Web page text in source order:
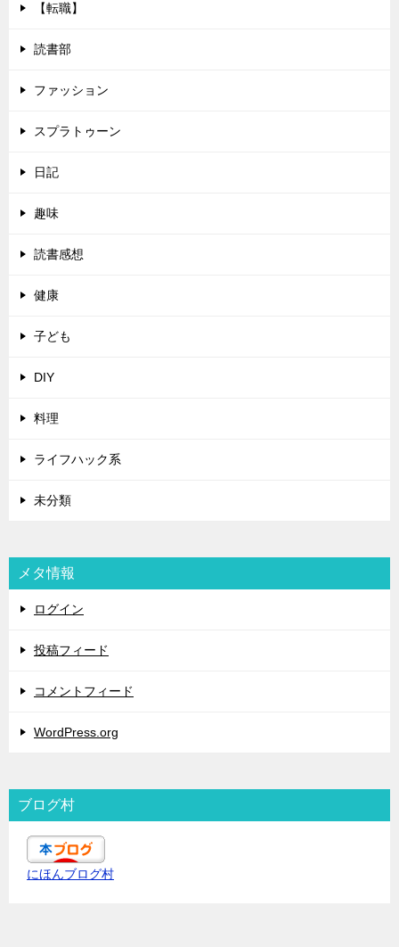
【転職】
読書部
ファッション
スプラトゥーン
日記
趣味
読書感想
健康
子ども
DIY
料理
ライフハック系
未分類
メタ情報
ログイン
投稿フィード
コメントフィード
WordPress.org
ブログ村
にほんブログ村